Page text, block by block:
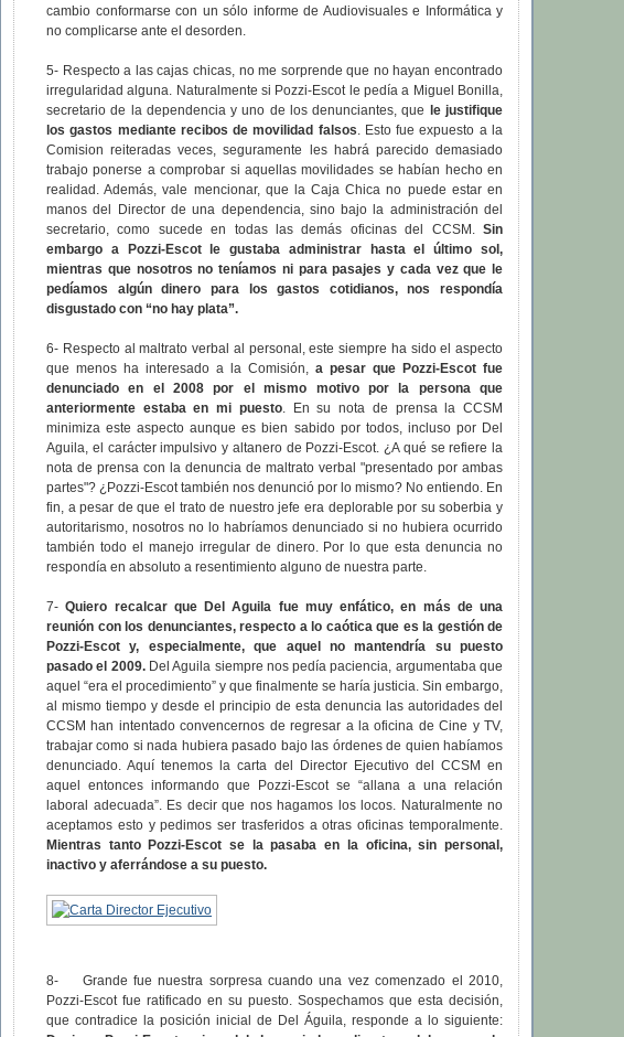
cambio conformarse con un sólo informe de Audiovisuales e Informática y
no complicarse ante el desorden.
5- Respecto a las cajas chicas, no me sorprende que no hayan encontrado
irregularidad alguna. Naturalmente si Pozzi-Escot le pedía a Miguel Bonilla,
secretario de la dependencia y uno de los denunciantes, que le justifique
los gastos mediante recibos de movilidad falsos . Esto fue expuesto a la
Comision reiteradas veces, seguramente les habrá parecido demasiado
trabajo ponerse a comprobar si aquellas movilidades se habían hecho en
realidad. Además, vale mencionar, que la Caja Chica no puede estar en
manos del Director de una dependencia, sino bajo la administración del
secretario, como sucede en todas las demás oficinas del CCSM. Sin
embargo a Pozzi-Escot le gustaba administrar hasta el último sol,
mientras que nosotros no teníamos ni para pasajes y cada vez que le
pedíamos algún dinero para los gastos cotidianos, nos respondía
disgustado con “no hay plata”.
6- Respecto al maltrato verbal al personal, este siempre ha sido el aspecto
que menos ha interesado a la Comisión,
a pesar que Pozzi-Escot fue
denunciado en el 2008 por el mismo motivo por la persona que
anteriormente estaba en mi puesto. En su nota de prensa la CCSM
minimiza este aspecto aunque es bien sabido por todos, incluso por Del
Aguila, el carácter impulsivo y altanero de Pozzi-Escot. ¿A qué se refiere la
nota de prensa con la denuncia de maltrato verbal "presentado por ambas
partes"? ¿Pozzi-Escot también nos denunció por lo mismo? No entiendo. En
fin, a pesar de que el trato de nuestro jefe era deplorable por su soberbia y
autoritarismo, nosotros no lo habríamos denunciado si no hubiera ocurrido
también todo el manejo irregular de dinero. Por lo que esta denuncia no
respondía en absoluto a resentimiento alguno de nuestra parte.
7-Quiero recalcar que Del Aguila fue muy enfático, en más de una
reunión con los denunciantes, respecto a lo caótica que es la gestión de
Pozzi-Escot y, especialmente, que aquel no mantendría su puesto
pasado el 2009.Del Aguila siempre nos pedía paciencia, argumentaba que
aquel “era el procedimiento” y que finalmente se haría justicia. Sin embargo,
al mismo tiempo y desde el principio de esta denuncia las autoridades del
CCSM han intentado convencernos de regresar a la oficina de Cine y TV,
trabajar como si nada hubiera pasado bajo las órdenes de quien habíamos
denunciado. Aquí tenemos la carta del Director Ejecutivo del CCSM en
aquel entonces informando que Pozzi-Escot se “allana a una relación
laboral adecuada”. Es decir que nos hagamos los locos. Naturalmente no
aceptamos esto y pedimos ser trasferidos a otras oficinas temporalmente.
Mientras tanto Pozzi-Escot se la pasaba en la oficina, sin personal,
inactivo y aferrándose a su puesto.
8- Grande fue nuestra sorpresa cuando una vez comenzado el 2010,
Pozzi-Escot fue ratificado en su puesto. Sospechamos que esta decisión,
que contradice la posición inicial de Del Águila, responde a lo siguiente: